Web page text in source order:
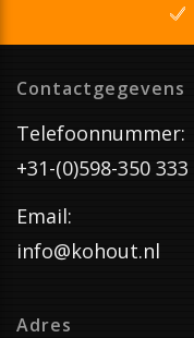
Contactgegevens
Telefoonnummer:
+31-(0)598-350 333
Email:
info@kohout.nl
Adres